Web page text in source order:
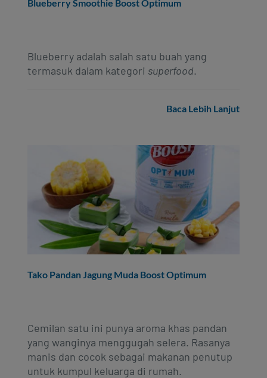
Blueberry Smoothie Boost Optimum
Blueberry adalah salah satu buah yang
termasuk dalam kategori superfood.
Baca Lebih Lanjut
Tako Pandan Jagung Muda Boost Optimum
Cemilan satu ini punya aroma khas pandan
yang wanginya menggugah selera. Rasanya
manis dan cocok sebagai makanan penutup
untuk kumpul keluarga di rumah.